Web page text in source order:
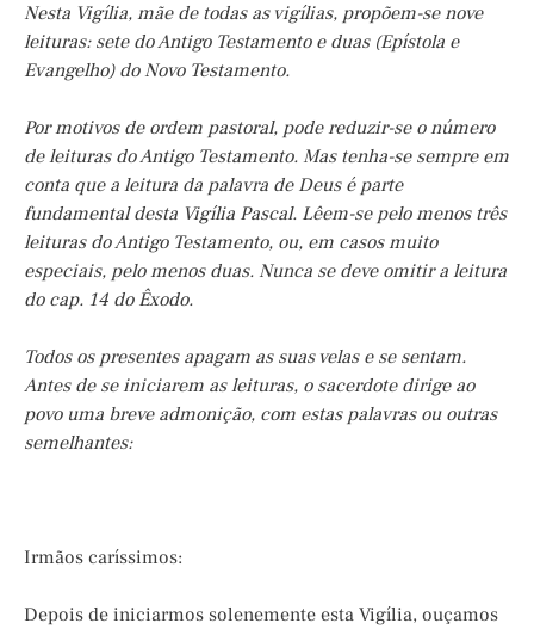
Nesta Vigília, mãe de todas as vigílias, propõem-se nove
leituras: sete do Antigo Testamento e duas (Epístola e
Evangelho) do Novo Testamento.
Por motivos de ordem pastoral, pode reduzir-se o número
de leituras do Antigo Testamento. Mas tenha-se sempre em
conta que a leitura da palavra de Deus é parte
fundamental desta Vigília Pascal. Lêem-se pelo menos três
leituras do Antigo Testamento, ou, em casos muito
especiais, pelo menos duas. Nunca se deve omitir a leitura
do cap. 14 do Êxodo.
Todos os presentes apagam as suas velas e se sentam.
Antes de se iniciarem as leituras, o sacerdote dirige ao
povo uma breve admonição, com estas palavras ou outras
semelhantes:
Irmãos caríssimos:
Depois de iniciarmos solenemente esta Vigília, ouçamos